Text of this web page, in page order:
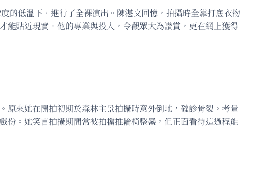
的低溫下，進行了全裸演出。陳湛文回憶，拍攝時全靠打底衣物
能貼近現實。他的專業與投入，令觀眾大為讚賞，更在網上獲得
來她在開拍初期於森林主景拍攝時意外倒地，確診骨裂。考量
。她笑言拍攝期間常被拍檔推輪椅整蠱，但正面看待這過程能